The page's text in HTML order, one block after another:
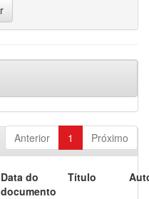
Anterior 1 Próximo
Data do
documento
Título